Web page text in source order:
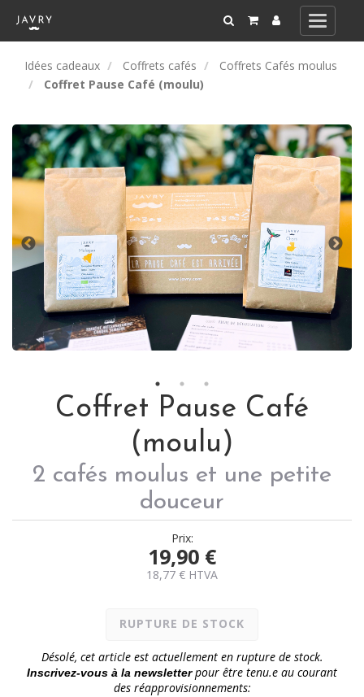
Toggle
Idées cadeaux
Coffrets cafés
Coffrets Cafés moulus
Coffret Pause Café (moulu)
Coffret Pause Café
(moulu)
2 cafés moulus et une petite
douceur
Prix:
19,90 €
18,77 € HTVA
RUPTURE DE STOCK
Désolé, cet article est actuellement en rupture de stock.
Inscrivez-vous à la newsletterpour être tenu.e au courant
des réapprovisionnements: